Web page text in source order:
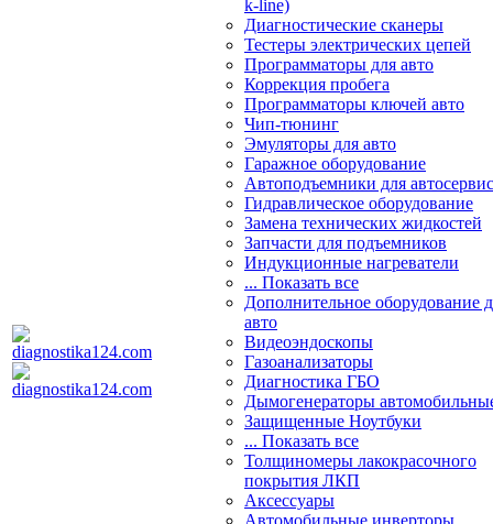
k-line)
Диагностические сканеры
Тестеры электрических цепей
Программаторы для авто
Коррекция пробега
Программаторы ключей авто
Чип-тюнинг
Эмуляторы для авто
Гаражное оборудование
Автоподъемники для
Гидравлическое оборудование
Замена технических жидкостей
Запчасти для подъемников
Индукционные нагреватели
... Показать все
Дополнительное оборудование
авто
Видеоэндоскопы
Газоанализаторы
Диагностика ГБО
Дымогенераторы
Защищенные Ноутбуки
... Показать все
Толщиномеры лакокрасочного
покрытия ЛКП
Аксессуары
Автомобильные инверторы